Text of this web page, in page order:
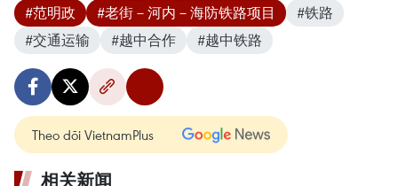
#范明政 #老街－河内－海防铁路项目
#铁路
#交通运输
#越中合作 #越中铁路
Theo dõi VietnamPlus
相关新闻